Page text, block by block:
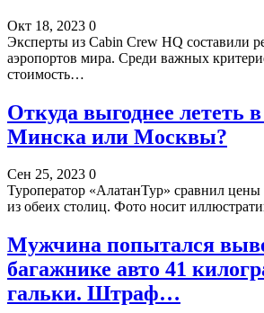
Окт 18, 2023 0
Эксперты из Cabin Crew HQ составили
аэропортов мира. Среди важных
стоимость…
Откуда выгоднее лететь
Минска или Москвы?
Сен 25, 2023 0
Туроператор «АлатанТур» сравнил
из обеих столиц. Фото носит
Мужчина попытался
багажнике авто 41
гальки. Штраф…